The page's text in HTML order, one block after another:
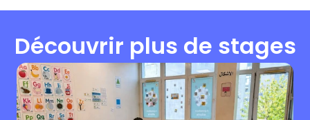
Découvrir plus de stages